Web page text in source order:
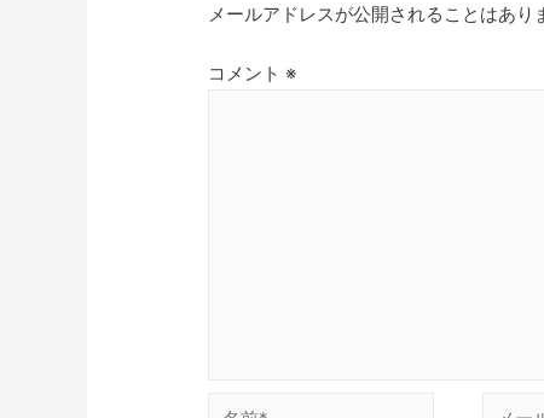
メールアドレスが公開されることはあり
コメント ※